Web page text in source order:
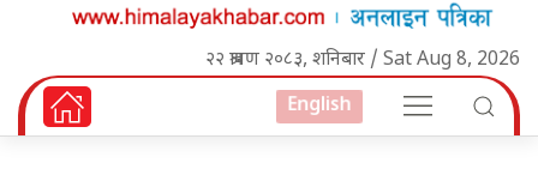
२२ श्रावण २०८३, शनिबार / Sat Aug 8, 2026
English